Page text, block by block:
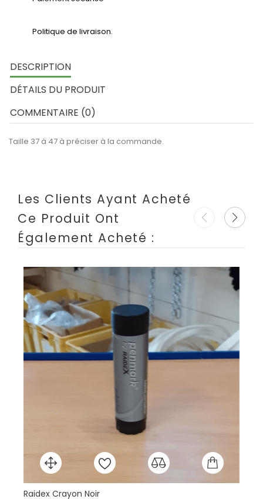
Politique de livraison.
DESCRIPTION
DÉTAILS DU PRODUIT
COMMENTAIRE (0)
Taille 37 à 47 à préciser à la commande.
Les Clients Ayant Acheté
Ce Produit Ont
Également Acheté :
Raidex Crayon Noir